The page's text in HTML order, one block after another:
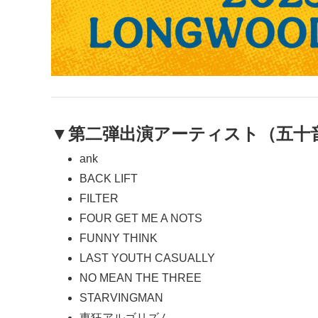
▼第二弾出演アーティスト（五十
ank
BACK LIFT
FILTER
FOUR GET ME A NOTS
FUNNY THINK
LAST YOUTH CASUALLY
NO MEAN THE THREE
STARVINGMAN